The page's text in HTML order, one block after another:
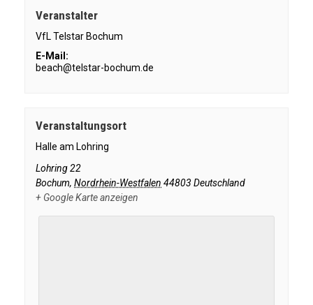
Veranstalter
VfL Telstar Bochum
E-Mail:
beach@telstar-bochum.de
Veranstaltungsort
Halle am Lohring
Lohring 22
Bochum, Nordrhein-Westfalen 44803 Deutschland
+ Google Karte anzeigen